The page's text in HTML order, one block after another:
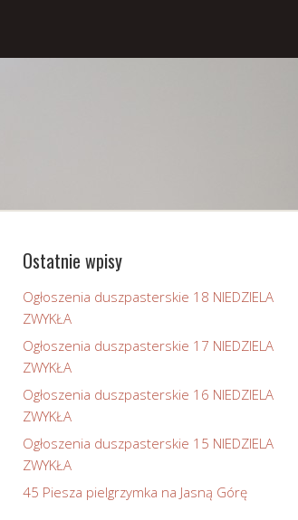
Ostatnie wpisy
Ogłoszenia duszpasterskie 18 NIEDZIELA
ZWYKŁA
Ogłoszenia duszpasterskie 17 NIEDZIELA
ZWYKŁA
Ogłoszenia duszpasterskie 16 NIEDZIELA
ZWYKŁA
Ogłoszenia duszpasterskie 15 NIEDZIELA
ZWYKŁA
45 Piesza pielgrzymka na Jasną Górę